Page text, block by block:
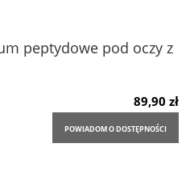
peptydowe pod oczy z
89,90 zł
POWIADOM O DOSTĘPNOŚCI